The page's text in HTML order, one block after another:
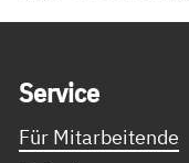
Ser­vice
Für Mitarbeitende